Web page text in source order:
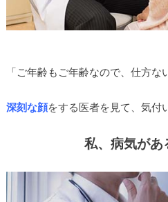
「ご年齢もご年齢なので、仕方な
深刻な顔をする医者を見て、気付
私、病気があ